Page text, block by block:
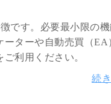
です。必要最小限の
ターや自動売買（EA
利用ください。
続